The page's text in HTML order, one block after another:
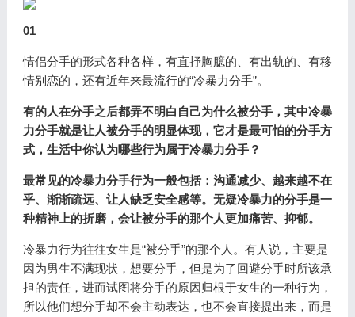
01
情侣分手的形式各种各样，有直抒胸臆的、有出轨的、有移
情别恋的，还有近年来最流行的“冷暴力分手”。
有的人在分手之后都弄不明白自己为什么被分手，其中冷暴
力分手就是让人被分手的明显体现，它才是最可怕的分手方
式，生活中你认为哪些行为属于冷暴力分手？
最常见的冷暴力分手行为一般包括：沟通减少、越来越不在
乎、渐渐疏远、让人缺乏安全感等。无疑冷暴力的分手是一
种精神上的折磨，会让被分手的那个人更加痛苦、抑郁。
冷暴力行为往往女生是“被分手”的那个人。有人说，主要是
因为男生不满现状，想要分手，但是为了回避分手时所该承
担的责任，进而试图将分手的原因归根于女生的一种行为，
所以他们想分手却不会主动表达，也不会直接提出来，而是